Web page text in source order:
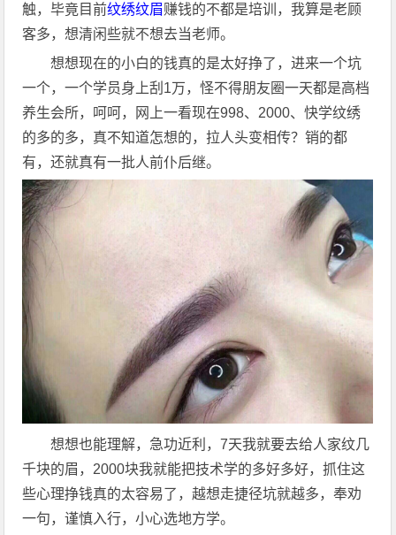
触，毕竟目前纹绣纹眉赚钱的不都是培训，我算是老顾
客多，想清闲些就不想去当老师。
想想现在的小白的钱真的是太好挣了，进来一个坑
一个，一个学员身上刮1万，怪不得朋友圈一天都是高档
养生会所，呵呵，网上一看现在998、2000、快学纹绣
的多的多，真不知道怎想的，拉人头变相传？销的都
有，还就真有一批人前仆后继。
想想也能理解，急功近利，7天我就要去给人家纹几
千块的眉，2000块我就能把技术学的多好多好，抓住这
些心理挣钱真的太容易了，越想走捷径坑就越多，奉劝
一句，谨慎入行，小心选地方学。